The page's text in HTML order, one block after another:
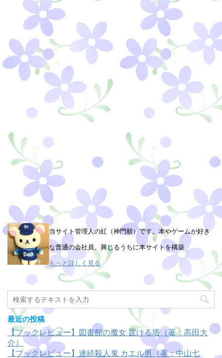
当サイト管理人の紅（神門順）です。本やゲームが好き
な普通の会社員。興じるうちに本サイトを構築
もっと詳しく見る
最近の投稿
【ブックレビュー】図書館の魔女 霆ける塔（著：高田大
介）
【ブックレビュー】連続殺人鬼 カエル男（著：中山七